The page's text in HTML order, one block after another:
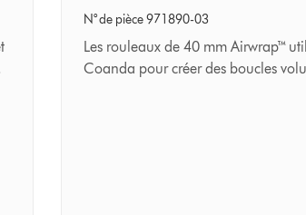
de
20 mm
N° de pièce 971890-03
Les rouleaux de 40 mm Airwrap™
Coanda pour créer des boucles